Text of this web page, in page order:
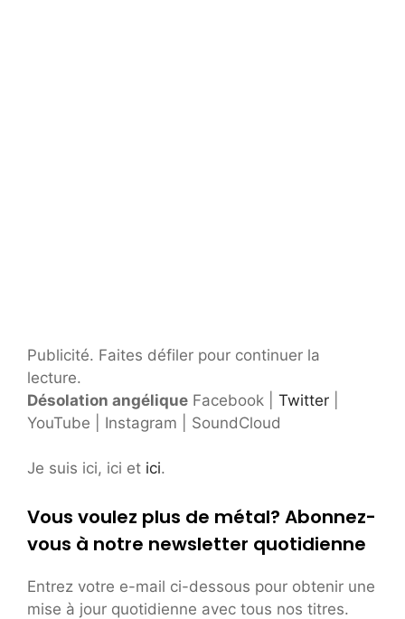
Publicité. Faites défiler pour continuer la
lecture.
Désolation angélique Facebook | Twitter
YouTube | Instagram | SoundCloud
Je suis ici, ici et ici.
Vous voulez plus de métal? Abonnez-
vous à notre newsletter quotidienne
Entrez votre e-mail ci-dessous pour obtenir une
mise à jour quotidienne avec tous nos titres.